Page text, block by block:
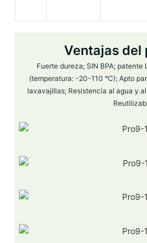
Ventajas del
Fuerte dureza; SIN BPA; patente
(temperatura: -20-110 °C); Apto
lavavajillas; Resistencia al agua y